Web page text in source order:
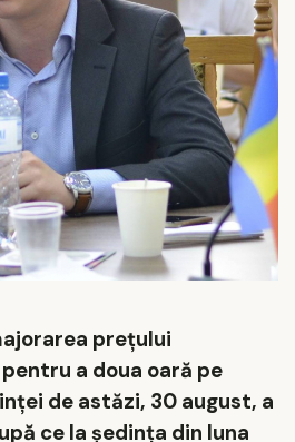
prețului
a doua oară pe
de astăzi, 30 august, a
ce la ședința din luna